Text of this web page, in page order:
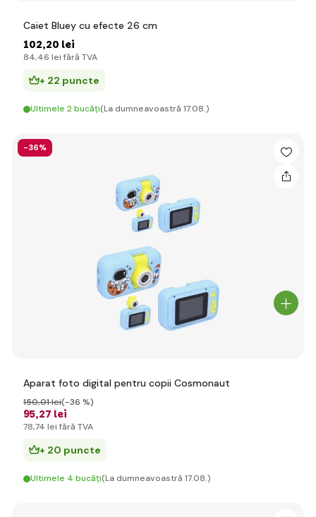
Caiet Bluey cu efecte 26 cm
102,20 lei
84,46 lei fără TVA
+ 22 puncte
Ultimele 2 bucăți(La dumneavoastră 17.08.)
-36%
Aparat foto digital pentru copii Cosmonaut
95,27 lei
150,01 lei(-36 %)
78,74 lei fără TVA
+ 20 puncte
Ultimele 4 bucăți(La dumneavoastră 17.08.)